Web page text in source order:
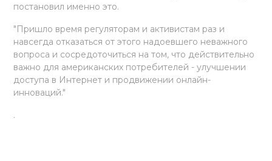
постановил именно это.
"Пришло время регуляторам и активистам раз и
навсегда отказаться от этого надоевшего неважного
вопроса и сосредоточиться на том, что действительно
важно для американских потребителей - улучшении
доступа в Интернет и продвижении онлайн-
инноваций."
.